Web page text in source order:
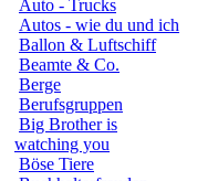
Auto - Trucks
Autos - wie du und ich
Ballon & Luftschiff
Beamte & Co.
Berge
Berufsgruppen
Big Brother is
watching you
Böse Tiere